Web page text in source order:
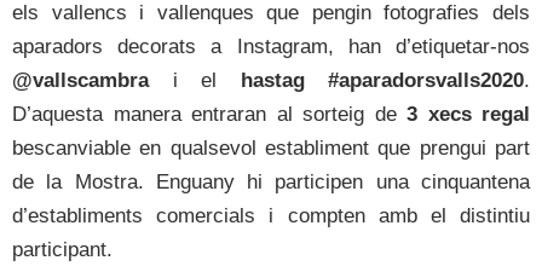
els vallencs i vallenques que pengin fotografies dels
aparadors decorats a Instagram, han d’etiquetar-nos
@vallscambrai el hastag #aparadorsvalls2020.
D’aquesta manera entraran al sorteig de 3 xecs regal
bescanviable en qualsevol establiment que prengui part
de la Mostra. Enguany hi participen una cinquantena
d’establiments comercials i compten amb el distintiu
participant.